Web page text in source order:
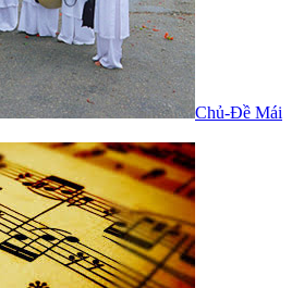
Chủ-Đề Mái